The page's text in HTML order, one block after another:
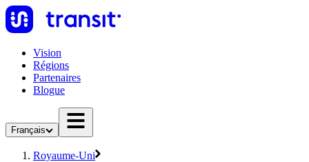
Vision
Régions
Partenaires
Blogue
Français
Royaume-Uni